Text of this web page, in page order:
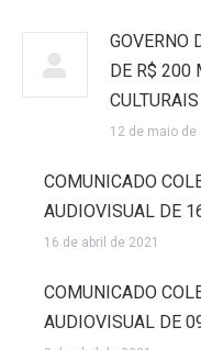
GOVERNO
DE R$ 200
CULTURAIS
12 de maio de
COMUNICADO
AUDIOVISUAL DE
16 de abril de 2021
COMUNICADO
AUDIOVISUAL DE